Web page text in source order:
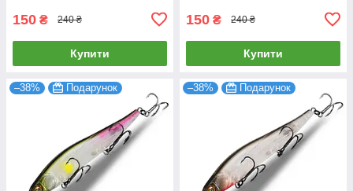
150 ₴ 240 ₴
Купити
150 ₴ 240 ₴
Купити
–38% Подарунок –38% Подарунок